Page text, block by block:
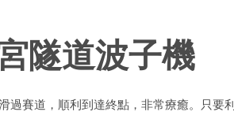
隧道波子機
賽道，順利到達終點，非常療癒。只要